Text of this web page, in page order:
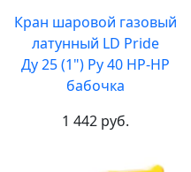
Кран шаровой газовый
латунный LD Pride
Ду 25 (1") Ру 40 НР-НР
бабочка
1 442 руб.